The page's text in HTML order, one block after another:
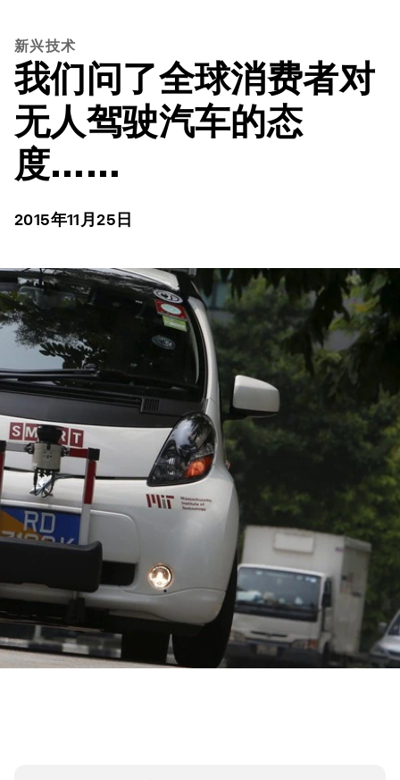
新兴技术
我们问了全球消费者对
无人驾驶汽车的态
度……
2015年11月25日